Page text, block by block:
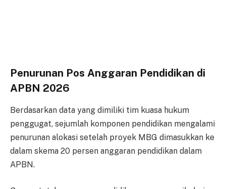
Penurunan Pos Anggaran Pendidikan di
APBN 2026
Berdasarkan data yang dimiliki tim kuasa hukum
penggugat, sejumlah komponen pendidikan mengalami
penurunan alokasi setelah proyek MBG dimasukkan ke
dalam skema 20 persen anggaran pendidikan dalam
APBN.